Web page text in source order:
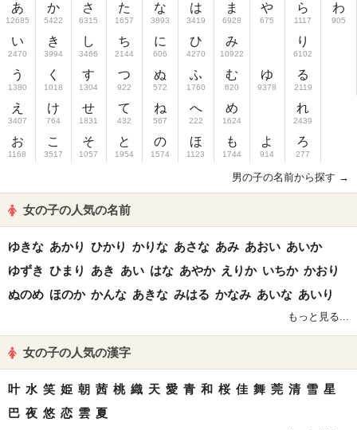
あ
12685
い
2470
う
1380
え
3407
お
1168
か
5422
き
3994
く
1018
け
764
こ
3517
さ
6315
し
3466
す
1304
せ
1831
そ
1057
た
1657
ち
2144
つ
922
て
432
と
1954
な
3893
に
606
ぬ
572
ね
567
の
1574
は
3419
ひ
4270
ふ
1760
へ
222
ほ
1123
ま
6928
み
10922
む
620
め
1624
も
1744
や
675
ゆ
9378
よ
914
ら
1117
り
6102
る
2119
れ
2439
ろ
277
わ
905
男の子の名前から探す →
女の子の人気の名前
ゆきな あかり ひかり かりな あさな あみ あおい あいか
ゆずき ひまり あき あい はな あやか えりか いちか かおり
ぬのめ ほのか かんな あきな みはる かなみ あいな あいり
もっと見る...
女の子の人気の漢字
叶 水 笑 姫 朝 茜 桃 織 天 愛 青 和 桜 佳 舞 莞 清 雪 星
巴 夜 悠 恋 雲 夏